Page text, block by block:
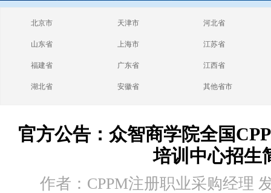
cppm报考常见
问题
北京市 天津市 河北省
山东省 上海市 江苏省
福建省 广东省 江西省
湖北省 安徽省 其他省市
官方公告：众智商学院全国
培训中心招生
作者：CPPM注册职业采购经理